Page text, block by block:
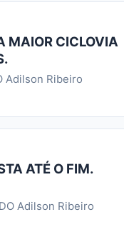
MAIOR CICLOVIA
Adilson Ribeiro
ATÉ O FIM.
Adilson Ribeiro